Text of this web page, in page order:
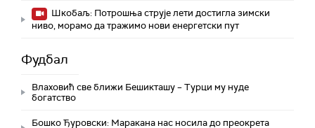
Шкобаљ: Потрошња струје лети достигла зимски
ниво, морамо да тражимо нови енергетски пут
Фудбал
Влаховић све ближи Бешикташу – Турци му нуде
богатство
Бошко Ђуровски: Маракана нас носила до преокрета